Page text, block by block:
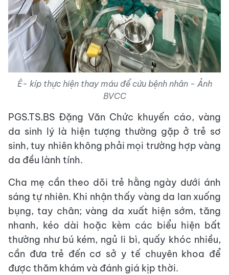
Ê- kíp thực hiện thay máu để cứu bệnh nhân - Ảnh
BVCC
PGS.TS.BS Đặng Văn Chức khuyến cáo, vàng
da sinh lý là hiện tượng thường gặp ở trẻ sơ
sinh, tuy nhiên không phải mọi trường hợp vàng
da đều lành tính.
Cha mẹ cần theo dõi trẻ hằng ngày dưới ánh
sáng tự nhiên. Khi nhận thấy vàng da lan xuống
bụng, tay chân; vàng da xuất hiện sớm, tăng
nhanh, kéo dài hoặc kèm các biểu hiện bất
thường như bú kém, ngủ li bì, quấy khóc nhiều,
cần đưa trẻ đến cơ sở y tế chuyên khoa để
được thăm khám và đánh giá kịp thời.